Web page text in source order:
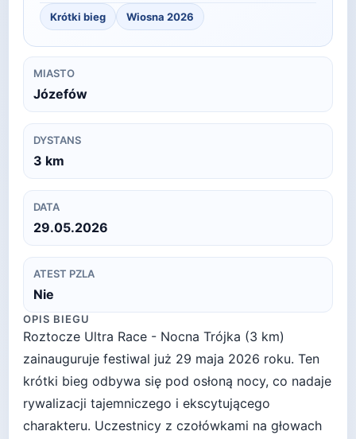
Krótki bieg Wiosna 2026
MIASTO
Józefów
DYSTANS
3 km
DATA
29.05.2026
ATEST PZLA
Nie
OPIS BIEGU
Roztocze Ultra Race - Nocna Trójka (3 km)
zainauguruje festiwal już 29 maja 2026 roku. Ten
krótki bieg odbywa się pod osłoną nocy, co nadaje
rywalizacji tajemniczego i ekscytującego
charakteru. Uczestnicy z czołówkami na głowach